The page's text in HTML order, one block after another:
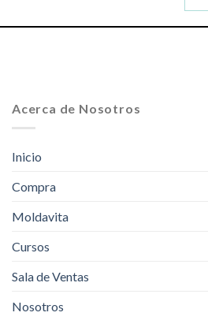
Acerca de Nosotros
Inicio
Compra
Moldavita
Cursos
Sala de Ventas
Nosotros